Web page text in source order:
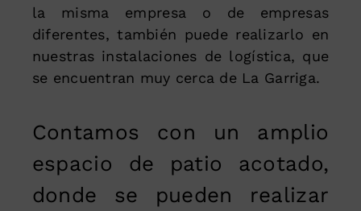
la misma empresa o de empresas
diferentes, también puede realizarlo en
nuestras instalaciones de logística, que
se encuentran muy cerca de La Garriga.
Contamos con un amplio
espacio de patio acotado,
donde se pueden realizar